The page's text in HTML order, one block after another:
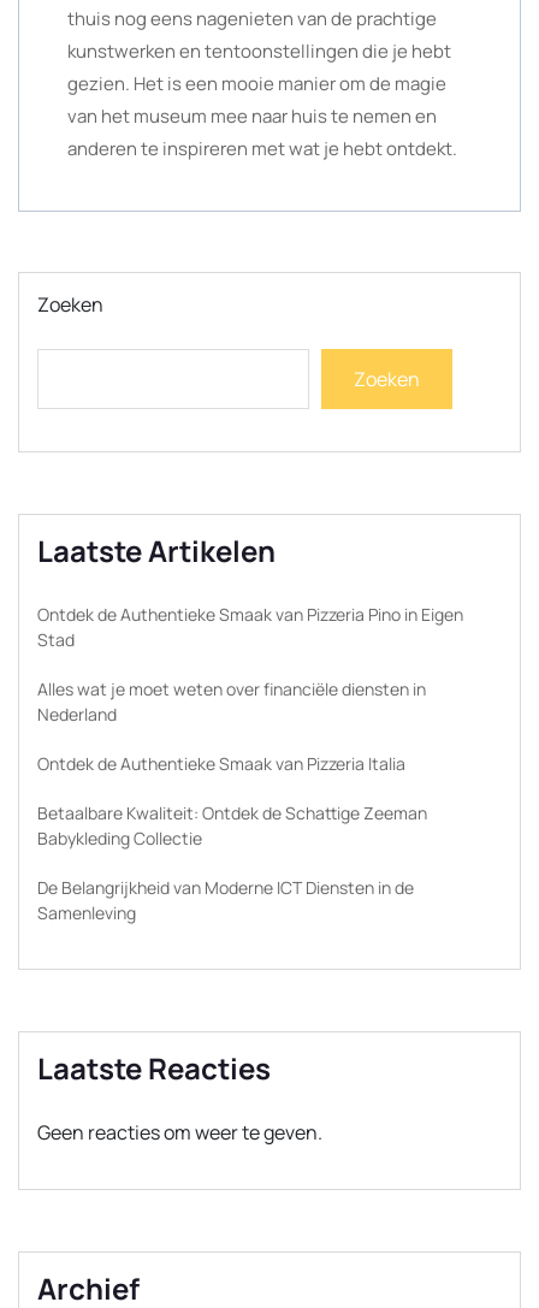
thuis nog eens nagenieten van de prachtige
kunstwerken en tentoonstellingen die je hebt
gezien. Het is een mooie manier om de magie
van het museum mee naar huis te nemen en
anderen te inspireren met wat je hebt ontdekt.
Zoeken
Zoeken
Laatste Artikelen
Ontdek de Authentieke Smaak van Pizzeria Pino in Eigen
Stad
Alles wat je moet weten over financiële diensten in
Nederland
Ontdek de Authentieke Smaak van Pizzeria Italia
Betaalbare Kwaliteit: Ontdek de Schattige Zeeman
Babykleding Collectie
De Belangrijkheid van Moderne ICT Diensten in de
Samenleving
Laatste Reacties
Geen reacties om weer te geven.
Archief